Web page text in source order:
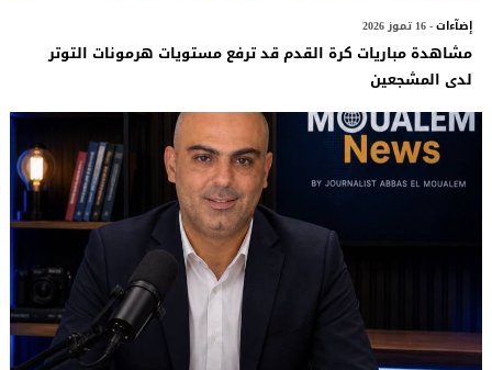
إضآءات- 16 تموز 2026
مشاهدة مباريات كرة القدم قد ترفع مستويات هرمونات التوتر
لدى المشجعين